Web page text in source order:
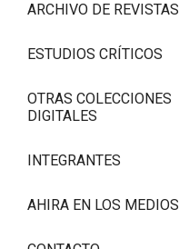
ARCHIVO DE REVISTAS
ESTUDIOS CRÍTICOS
OTRAS COLECCIONES
DIGITALES
INTEGRANTES
AHIRA EN LOS MEDIOS